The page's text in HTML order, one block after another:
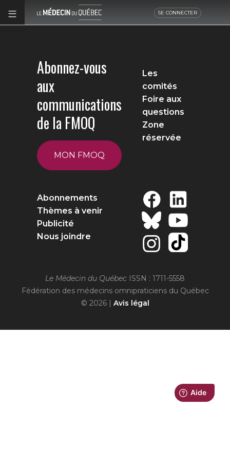
SE CONNECTER
Abonnez-vous
aux
communications
de la FMOQ
MON FMOQ
Les
comités
Foire aux
questions
Zone
réservée
Abonnements
Thèmes à venir
Publicité
Nous joindre
Le Médecin du Québec ISSN : 1711-5558
Fédération des médecins omnipraticiens du Québec
© 2026 | Avis légal